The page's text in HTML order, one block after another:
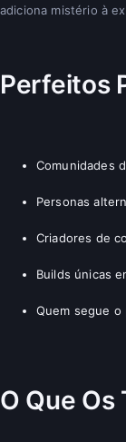
adiciona mistério à
Perfeitos
Comunidades
Personas
Criadores de
Builds únicas
Quem segue
O Que Os